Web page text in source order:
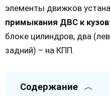
элементы движков
примыкания ДВС к
блоке цилиндров, два
задний) – на КПП.
Содержание